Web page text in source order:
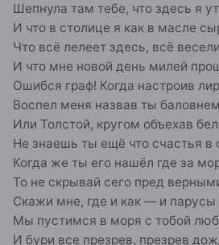
Шепнула там тебе, что здесь я
И что в столице я как в масле
Что всё лелеет здесь, всё
И что мне новой день милей
Ошибся граф! Когда настроив
Воспел меня назвав ты
Или Толстой, кругом объехав
Не знаешь ты ещё что счастья в
Когда же ты его нашёл где за
То не скрывай сего пред
Скажи мне, где и как — и парусы
Мы пустимся в моря с тобой
И бури все презрев, презрев